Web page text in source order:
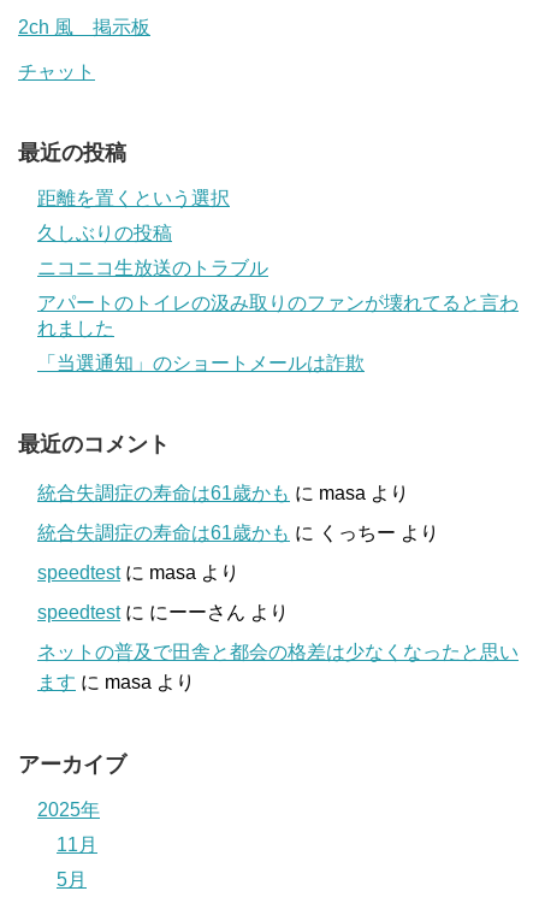
2ch 風 掲示板
チャット
最近の投稿
距離を置くという選択
久しぶりの投稿
ニコニコ生放送のトラブル
アパートのトイレの汲み取りのファンが壊れてると言わ
れました
「当選通知」のショートメールは詐欺
最近のコメント
統合失調症の寿命は61歳かも に masa より
統合失調症の寿命は61歳かも に くっちー より
speedtestに masa より
speedtestに にーーさん より
ネットの普及で田舎と都会の格差は少なくなったと思い
ます に masa より
アーカイブ
2025年
11月
5月